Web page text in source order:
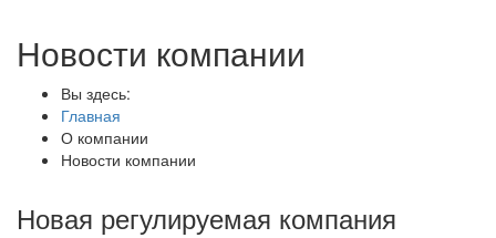
Новости компании
Вы здесь:
Главная
О компании
Новости компании
Новая регулируемая компания